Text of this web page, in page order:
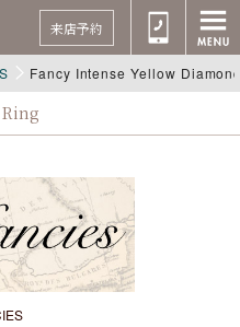
来店予約
Fancy Intense Yellow